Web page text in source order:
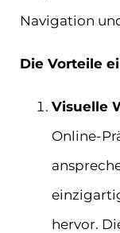
Navigation
Die Vorteile
Visuelle
Online-
hervor.